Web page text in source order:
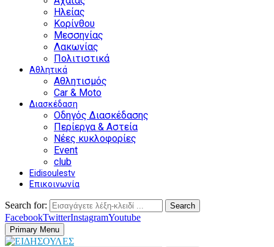
Ηλείας
Κορίνθου
Μεσσηνίας
Λακωνίας
Πολιτιστικά
Αθλητικά
Αθλητισμός
Car & Moto
Διασκέδαση
Οδηγός Διασκέδασης
Περίεργα & Αστεία
Νέες κυκλοφορίες
Event
club
Eidisoulestv
Επικοινωνία
Search for: Search
FacebookTwitterInstagramYoutube
Primary Menu